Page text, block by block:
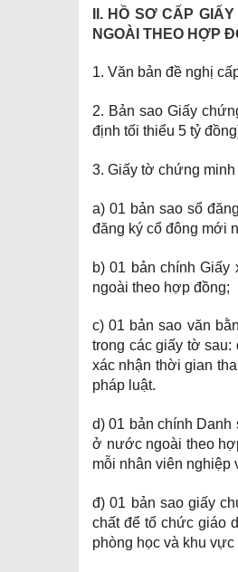
II. HỒ SƠ CẤP
NGOÀI THEO HỢP
1. Văn bản đề nghị
2. Bản sao Giấy
định tối thiểu 5 tỷ
3. Giấy tờ chứng
a) 01 bản sao sổ
đăng ký cổ đông mới
b) 01 bản chính
ngoài theo hợp đồng;
c) 01 bản sao văn
trong các giấy tờ
xác nhận thời gian
pháp luật.
d) 01 bản chính
ở nước ngoài theo
mỗi nhân viên nghiệp
đ) 01 bản sao giấy
chất để tổ chức giáo
phòng học và khu vực